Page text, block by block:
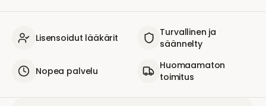
Lisensoidut lääkärit
Turvallinen ja
säännelty
Nopea palvelu
Huomaamaton
toimitus